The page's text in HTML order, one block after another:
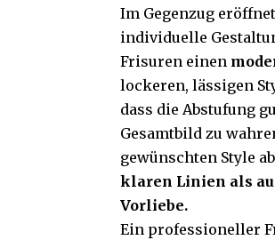
Im Gegenzug
individuelle
Frisuren einen
lockeren, lässigen
dass die Abstufung
Gesamtbild zu
gewünschten Style
klaren Linien als
Vorliebe.
Ein professioneller